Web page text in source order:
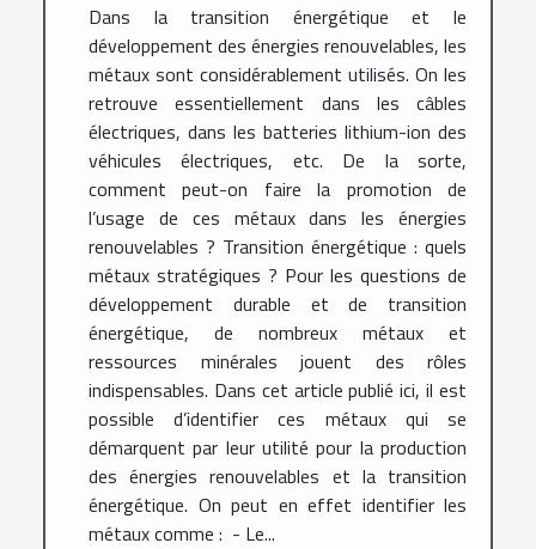
Dans la transition énergétique et le
développement des énergies renouvelables, les
métaux sont considérablement utilisés. On les
retrouve essentiellement dans les câbles
électriques, dans les batteries lithium-ion des
véhicules électriques, etc. De la sorte,
comment peut-on faire la promotion de
l’usage de ces métaux dans les énergies
renouvelables ? Transition énergétique : quels
métaux stratégiques ? Pour les questions de
développement durable et de transition
énergétique, de nombreux métaux et
ressources minérales jouent des rôles
indispensables. Dans cet article publié ici, il est
possible d’identifier ces métaux qui se
démarquent par leur utilité pour la production
des énergies renouvelables et la transition
énergétique. On peut en effet identifier les
métaux comme : - Le...